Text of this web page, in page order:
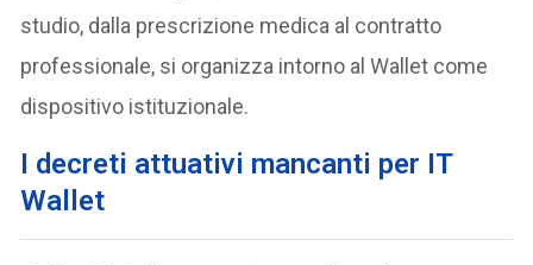
studio, dalla prescrizione medica al contratto
professionale, si organizza intorno al Wallet come
dispositivo istituzionale.
I decreti attuativi mancanti per IT
Wallet